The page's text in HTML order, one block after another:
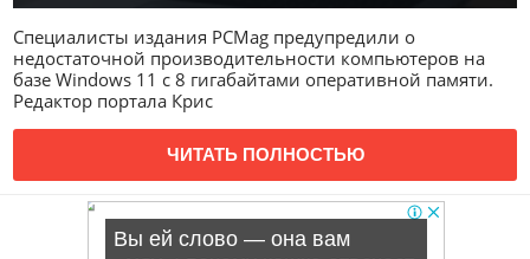
Специалисты издания PCMag предупредили о
недостаточной производительности компьютеров на
базе Windows 11 с 8 гигабайтами оперативной памяти.
Редактор портала Крис
ЧИТАТЬ ПОЛНОСТЬЮ